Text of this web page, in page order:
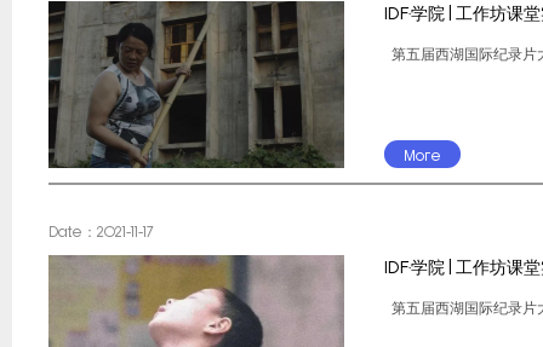
IDF·学院 | 工作坊
第五届西湖国际纪录
More
Date：2021-11-17
IDF·学院 | 工作坊
第五届西湖国际纪录